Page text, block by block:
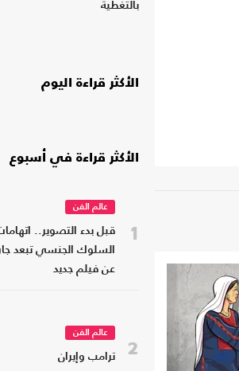
بالتغطية
الأكثر قراءة اليوم
الأكثر قراءة في أسبوع
1
عالم الفن
قبل بدء التصوير..
السلوك الجنسي تبعد
عن فيلم جديد
2
عالم الفن
ترامب وإيران